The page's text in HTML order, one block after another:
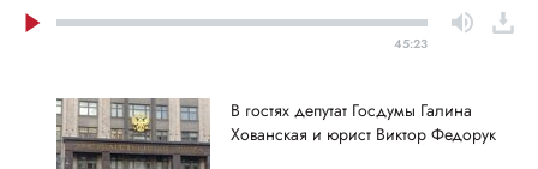
45:23
В гостях депутат Госдумы Галина
Хованская и юрист Виктор Федорук